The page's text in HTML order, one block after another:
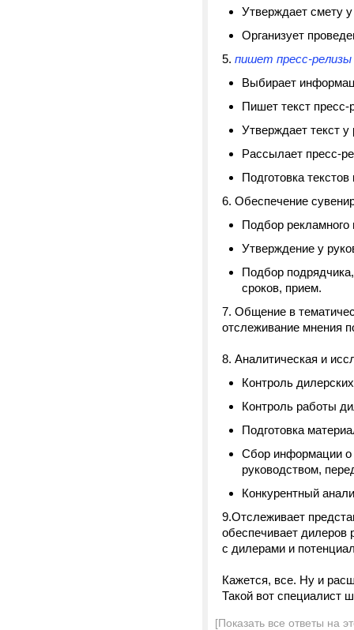
Утверждает смету
Организует
5. пишет пресс-релизы
Выбирает
Пишет текст пресс-
Утверждает текст у
Рассылает пресс-
Подготовка
6. Обеспечение
Подбор рекламного
Утверждение у
Подбор
сроков, прием.
7. Общение в
отслеживание мнения
8. Аналитическая и
Контроль
Контроль работы
Подготовка
Сбор информации о
руководством,
Конкурентный
9.Отслеживает
обеспечивает дилеров
с дилерами и
Кажется, все. Ну и
Такой вот специалист
[Показать все ответы на